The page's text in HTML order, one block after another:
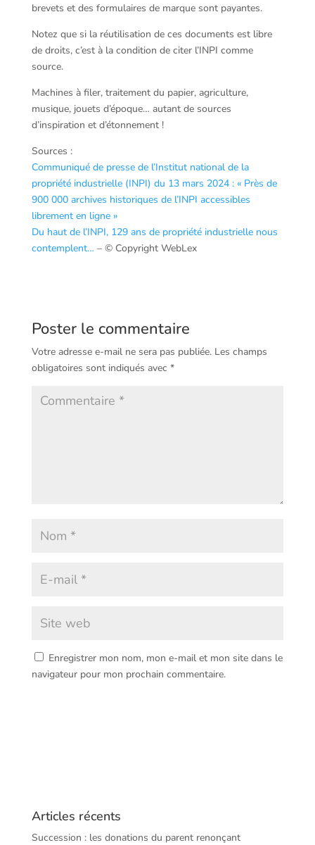
brevets et des formulaires de marque sont payantes.
Notez que si la réutilisation de ces documents est libre
de droits, c’est à la condition de citer l’INPI comme
source.
Machines à filer, traitement du papier, agriculture,
musique, jouets d’époque… autant de sources
d’inspiration et d’étonnement !
Sources :
Communiqué de presse de l’Institut national de la
propriété industrielle (INPI) du 13 mars 2024 : « Près de
900 000 archives historiques de l’INPI accessibles
librement en ligne »
Du haut de l’INPI, 129 ans de propriété industrielle nous
contemplent… – © Copyright WebLex
Poster le commentaire
Votre adresse e-mail ne sera pas publiée. Les champs
obligatoires sont indiqués avec *
Enregistrer mon nom, mon e-mail et mon site dans le
navigateur pour mon prochain commentaire.
Articles récents
Succession : les donations du parent renonçant